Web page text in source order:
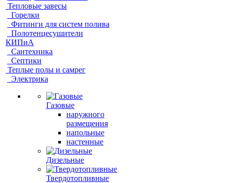
Тепловые завесы
Горелки
Фитинги для систем полива
Полотенцесушители
КИПиА
Сантехника
Септики
Теплые полы и самрег
Электрика
Газовые
наружного
размещения
напольные
настенные
Дизельные
Твердотопливные